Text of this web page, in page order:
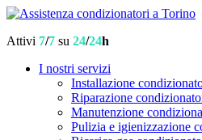
Attivi 7/7 su 24/24h
I nostri servizi
Installazione
Riparazione
Manutenzione
Pulizia e igienizzazione